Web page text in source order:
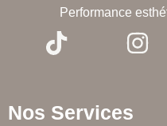
Performance
Nos Services